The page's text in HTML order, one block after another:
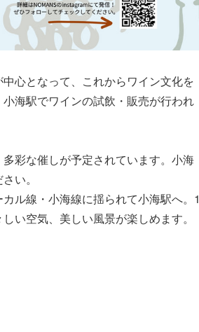
中心となって、これからワイン文化を
海駅でワインの試飲・販売が行われ
彩な催しが予定されています。小海
い。
ル線・小海線に揺られて小海駅へ。1
い空気、美しい風景が楽しめます。